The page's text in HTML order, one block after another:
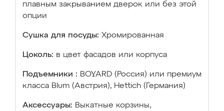
плавным закрыванием дверок или без этой
опции
Сушка для посуды: Хромированная
Цоколь: в цвет фасадов или корпуса
Подъемники : BOYARD (Россия) или премиум
класса Blum (Австрия), Hettich (Германия)
Аксессуары: Выкатные корзины,